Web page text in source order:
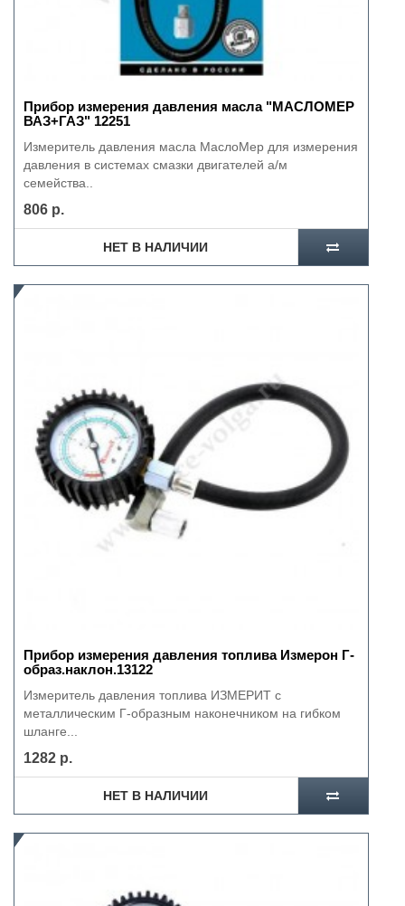
Прибор измерения давления масла "МАСЛОМЕР
ВАЗ+ГАЗ" 12251
Измеритель давления масла МаслоМер для измерения
давления в системах смазки двигателей а/м
семейства..
806 р.
НЕТ В НАЛИЧИИ
Прибор измерения давления топлива Измерон Г-
образ.наклон.13122
Измеритель давления топлива ИЗМЕРИТ с
металлическим Г-образным наконечником на гибком
шланге...
1282 р.
НЕТ В НАЛИЧИИ